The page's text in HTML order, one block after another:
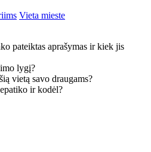
Vieta mieste
pateiktas aprašymas ir kiek jis
lygį?
vietą savo draugams?
ir kodėl?